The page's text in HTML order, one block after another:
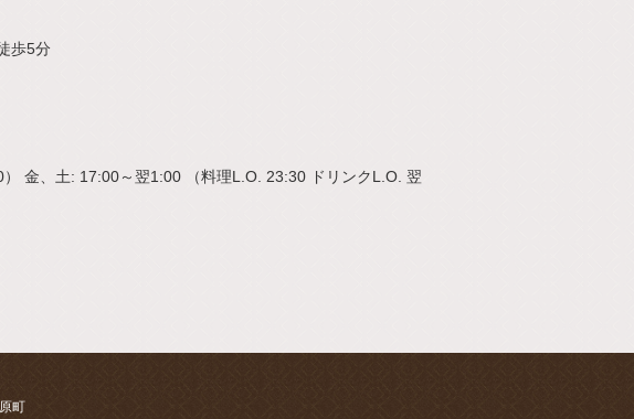
歩5分
金、土: 17:00～翌1:00 （料理L.O. 23:30 ドリンクL.O. 翌
町